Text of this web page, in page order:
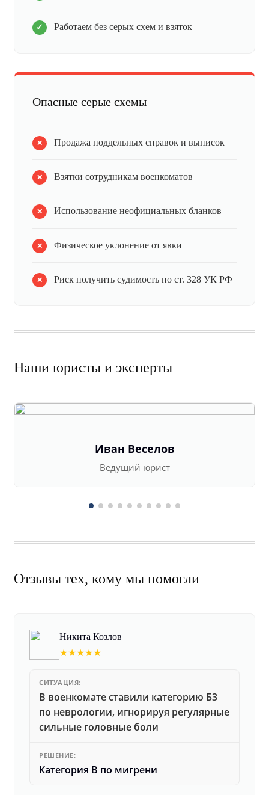
Работаем без серых схем и взяток
Опасные серые схемы
Продажа поддельных справок и выписок
Взятки сотрудникам военкоматов
Использование неофициальных бланков
Физическое уклонение от явки
Риск получить судимость по ст. 328 УК РФ
Наши юристы и эксперты
Иван Веселов
Ведущий юрист
Отзывы тех, кому мы помогли
Никита Козлов
★★★★★
СИТУАЦИЯ:
В военкомате ставили категорию Б3
по неврологии, игнорируя регулярные
сильные головные боли
РЕШЕНИЕ:
Категория В по мигрени